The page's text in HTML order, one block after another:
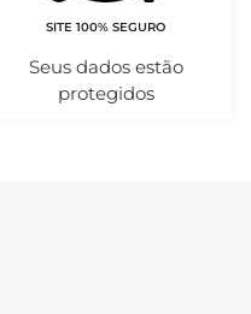
SITE 100% SEGURO
Seus dados estão
protegidos